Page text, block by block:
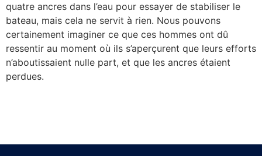
quatre ancres dans l’eau pour essayer de stabiliser le
bateau, mais cela ne servit à rien. Nous pouvons
certainement imaginer ce que ces hommes ont dû
ressentir au moment où ils s’aperçurent que leurs efforts
n’aboutissaient nulle part, et que les ancres étaient
perdues.